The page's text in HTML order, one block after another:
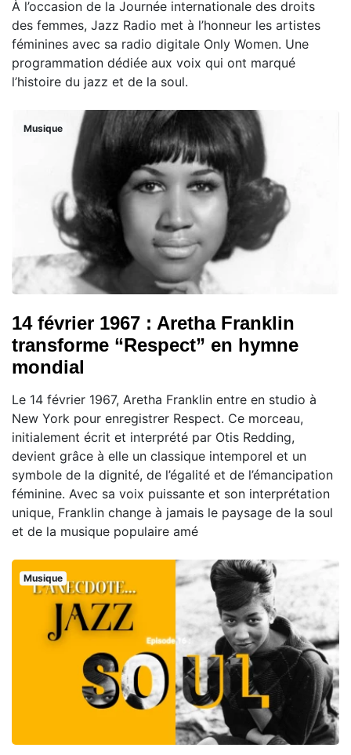
À l’occasion de la Journée internationale des droits
des femmes, Jazz Radio met à l’honneur les artistes
féminines avec sa radio digitale Only Women. Une
programmation dédiée aux voix qui ont marqué
l’histoire du jazz et de la soul.
Musique
14 février 1967 : Aretha Franklin
transforme “Respect” en hymne
mondial
Le 14 février 1967, Aretha Franklin entre en studio à
New York pour enregistrer Respect. Ce morceau,
initialement écrit et interprété par Otis Redding,
devient grâce à elle un classique intemporel et un
symbole de la dignité, de l’égalité et de l’émancipation
féminine. Avec sa voix puissante et son interprétation
unique, Franklin change à jamais le paysage de la soul
et de la musique populaire amé
Musique